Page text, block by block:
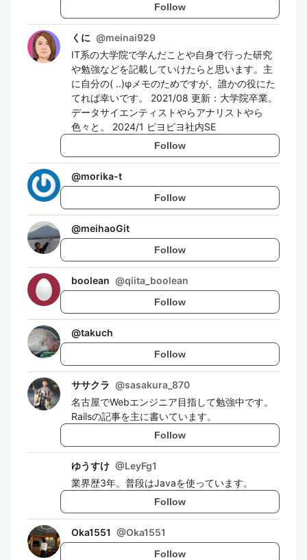
Follow
くに @meinai929
IT系の大学院で学んだことや自身で行った研究
や勉強などを記載していけたらと思います。主
に自分の( ..)φメモのためですが、誰かの役にた
てれば幸いです。 2021/08 更新：大学院卒業。
データサイエンティストやらアナリストやら
色々と。 2024/1 ピヨピヨ社内SE
Follow
@morika-t
Follow
@meihaoGit
Follow
boolean @qiita_boolean
Follow
@takuch
Follow
ササクラ @sasakura_870
名古屋でWebエンジニア目指して勉強中です。
Railsの記事を主に書いています。
Follow
ゆうすけ @LeyFg1
業界歴3年。普段はJavaを使っています。
Follow
Oka1551 @Oka1551
Follow